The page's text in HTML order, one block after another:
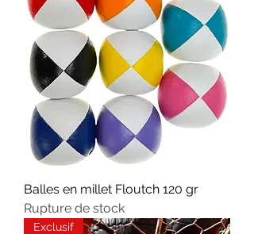
Balles en millet Floutch 120 gr
Rupture de stock
Exclusif